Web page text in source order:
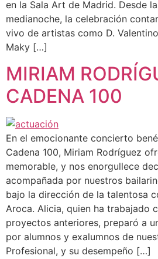
en la Sala Art de Madrid. Desde
medianoche, la celebración
vivo de artistas como D.
Maky […]
MIRIAM
CADENA 100
En el emocionante concierto
Cadena 100, Miriam Rodríguez
memorable, y nos enorgullece
acompañada por nuestros
bajo la dirección de la talentosa
Aroca. Alicia, quien ha trabajado
proyectos anteriores, preparó a
por alumnos y exalumnos de
Profesional, y su desempeño […]